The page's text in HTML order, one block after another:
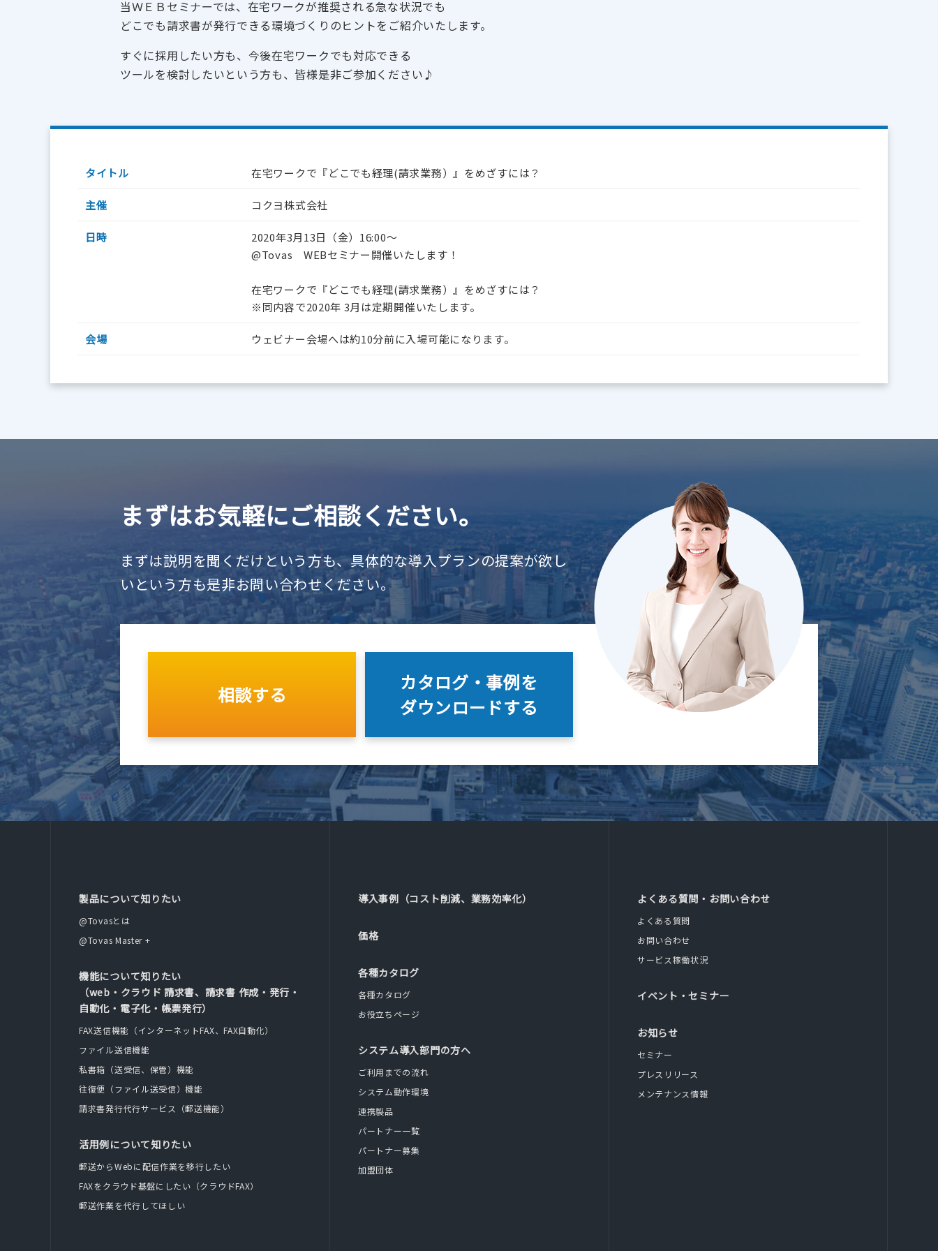
当ＷＥＢセミナーでは、在宅ワークが推奨される急な状況でも
どこでも請求書が発行できる環境づくりのヒントをご紹介いたします。
すぐに採用したい方も、今後在宅ワークでも対応できる
ツールを検討したいという方も、皆様是非ご参加ください♪
タイトル 在宅ワークで『どこでも経理(請求業務）』をめざすには？
主催 コクヨ株式会社
日時
2020年3月13日（金）16:00～
@Tovas WEBセミナー開催いたします！
在宅ワークで『どこでも経理(請求業務）』をめざすには？
※同内容で2020年 3月は定期開催いたします。
会場 ウェビナー会場へは約10分前に入場可能になります。
まずはお気軽にご相談ください。
まずは説明を聞くだけという方も、具体的な導入プランの提案が欲し
いという方も是非お問い合わせください。
相談する
カタログ・事例を
ダウンロードする
製品について知りたい
@Tovasとは
@Tovas Master +
機能について知りたい
（web・クラウド 請求書、請求書 作成・発行・
自動化・電子化・帳票発行）
FAX送信機能（インターネットFAX、FAX自動化）
ファイル送信機能
私書箱（送受信、保管）機能
往復便（ファイル送受信）機能
請求書発行代行サービス（郵送機能）
活用例について知りたい
郵送からWebに配信作業を移行したい
FAXをクラウド基盤にしたい（クラウドFAX）
郵送作業を代行してほしい
導入事例（コスト削減、業務効率化）
価格
各種カタログ
各種カタログ
お役立ちページ
システム導入部門の方へ
ご利用までの流れ
システム動作環境
連携製品
パートナー一覧
パートナー募集
加盟団体
よくある質問・お問い合わせ
よくある質問
お問い合わせ
サービス稼働状況
イベント・セミナー
お知らせ
セミナー
プレスリリース
メンテナンス情報